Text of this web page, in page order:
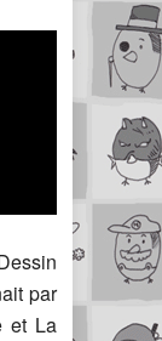
par
et La